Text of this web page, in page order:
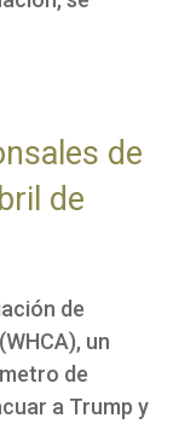
de
de
de
un
de
a Trump y